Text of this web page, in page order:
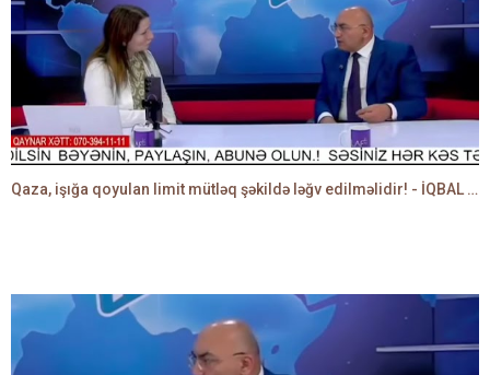
Qaza, işığa qoyulan limit mütləq şəkildə ləğv edilməlidir! - İQBAL AĞAZADƏ